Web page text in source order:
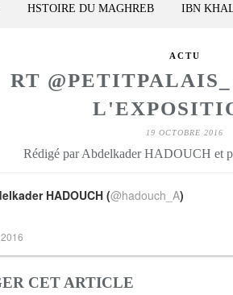
HSTOIRE DU MAGHREB IBN
ACTU
RT
19 OCTOBRE 2016
Rédigé par Abdelkader HADOUCH et
HADOUCH (@hadouch_A)
CET ARTICLE